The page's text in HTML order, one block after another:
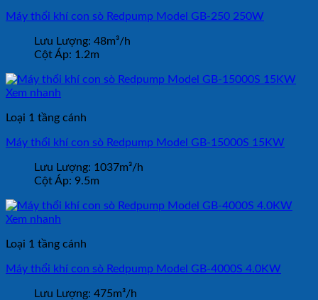
Máy thổi khí con sò Redpump Model GB-250 250W
Lưu Lượng: 48m³/h
Cột Áp: 1.2m
Xem nhanh
Loại 1 tầng cánh
Máy thổi khí con sò Redpump Model GB-15000S 15KW
Lưu Lượng: 1037m³/h
Cột Áp: 9.5m
Xem nhanh
Loại 1 tầng cánh
Máy thổi khí con sò Redpump Model GB-4000S 4.0KW
Lưu Lượng: 475m³/h